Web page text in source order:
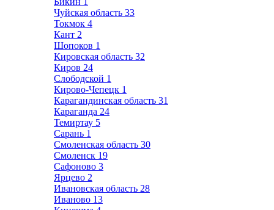
Чуйская область 33
Токмок 4
Кант 2
Шопоков 1
Кировская область 32
Киров 24
Слободской 1
Кирово-Чепецк 1
Карагандинская область 31
Караганда 24
Темиртау 5
Сарань 1
Смоленская область 30
Смоленск 19
Сафоново 3
Ярцево 2
Ивановская область 28
Иваново 13